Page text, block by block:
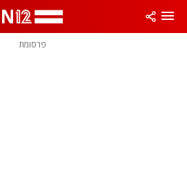
פרסומת